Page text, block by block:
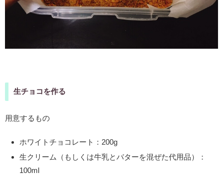
生チョコを作る
用意するもの
ホワイトチョコレート：200g
生クリーム（もしくは牛乳とバターを混ぜた代用品）：
100ml